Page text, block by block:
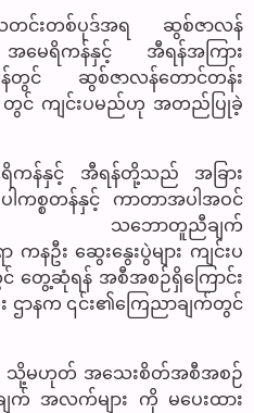
င်းတစ်ပုဒ်အရ ဆွစ်ဇာလန်
က အမေရိကန်နှင့် အီရန်အကြား
န်တွင် ဆွစ်ဇာလန်တောင်တန်း
တွင် ကျင်းပမည်ဟု အတည်ပြုခဲ့
ကန်နှင့် အီရန်တို့သည် အခြား
ပါကစ္စတန်နှင့် ကာတာအပါအဝင်
င့်အတူ သဘောတူညီချက်
ဦး ဆွေးနွေးပွဲများ ကျင်းပ
င် တွေ့ဆုံရန် အစီအစဉ်ရှိကြောင်း
း ဌာနက ၎င်း၏ကြေညာချက်တွင်
သို့မဟုတ် အသေးစိတ်အစီအစဉ်
အလက်များ ကို မပေးထား